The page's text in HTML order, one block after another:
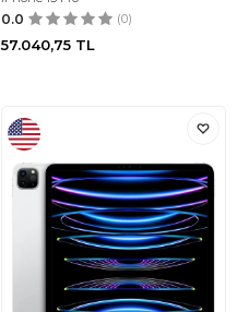
0.0 (0)
57.040,75 TL